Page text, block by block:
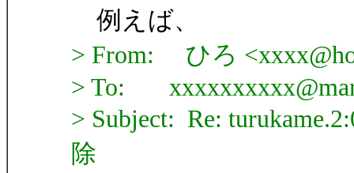
例えば、
> From: ひろ
> To:
> Subject: Re:
除